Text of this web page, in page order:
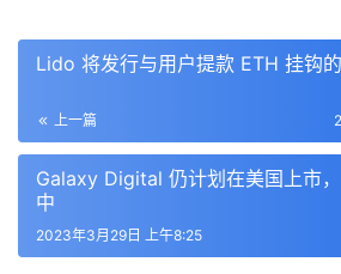
Lido 将发行与用户提款 ETH 挂钩
上一篇
Galaxy Digital 仍计划在美国上市
中
2023年3月29日 上午8:25